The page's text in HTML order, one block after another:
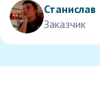
Станислав
Заказчик